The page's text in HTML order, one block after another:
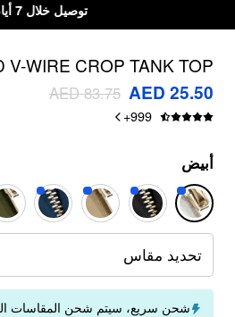
توصيل خلال 7 أيام إلى جميع دول الخليج
V-WIRE CROP TANK TOP
AED 25.50
AED 83.75
999
+
أبيض
تحديد مقاس
شحن سريع، سيتم شحن المقاسات